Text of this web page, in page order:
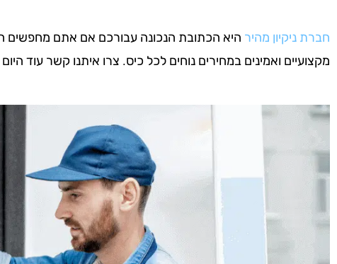
חברת ניקיון מהיר היא הכתובת הנכונה עבורכם אם אתם מחפשים
מקצועיים ואמינים במחירים נוחים לכל כיס. צרו איתנו קשר עוד היום